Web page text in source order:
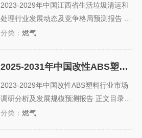
场地 三、以有机污染为主的石油、化...
2023-2029年中国江西省生活垃圾清运和
处理行业发展动态及竞争格局预测报告 正
文目录 第一部分 行业环境透视 第一章 20
业发展概况 2018-2023年（或2018-2023
年）是产能规划集中投运的2年（或3...
分类： 燃气
2025-2031年中国改性ABS塑料行业市场调研分析及发展规模预测报告
2023-2029年中国改性ABS塑料行业市场
调研分析及发展规模预测报告 正文目录
第一章 改性ABS塑料行业相关概述 第一
分类： 燃气